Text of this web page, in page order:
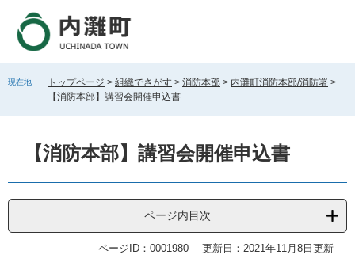
す
し
現在地 トップページ > 組織でさがす > 消防本部 > 内灘町消防本部/消防署 >
【消防本部】講習会開催申込書
【消防本部】講習会開催申込書
ページ内目次
ページID：0001980 更新日：2021年11月8日更新